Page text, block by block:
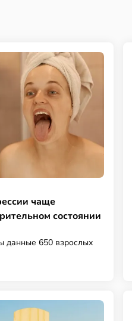
чаще
состоянии
данные 650 взрослых